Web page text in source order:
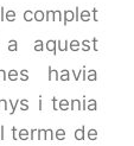
complet
a aquest
havia
i tenia
terme de